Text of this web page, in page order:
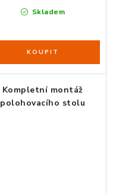
Skladem
Kompletní montáž
polohovacího stolu